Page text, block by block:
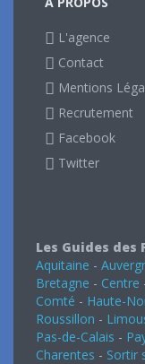
L'agence
Contact
Mentions
Recrutement
Facebook
Twitter
Les Guides
Aquitaine -
Bretagne - Centre
Comté - Haute-
Roussillon -
Pas-de-Calais -
Charentes - Sortir